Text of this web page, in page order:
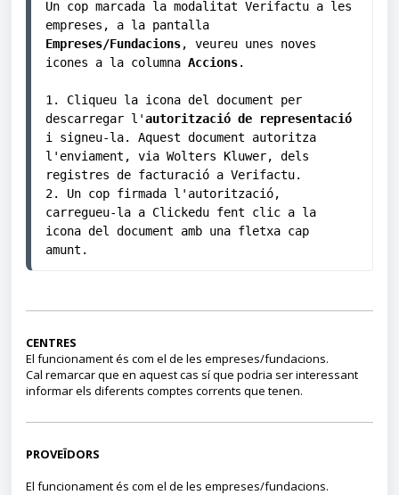
Un cop marcada la modalitat Verifactu a les
Empreses/Fundacions, veureu unes noves
icones a la columna Accions.
1. Cliqueu la icona del document per
descarregar l'autorització de representació
i signeu-la. Aquest document autoritza
l'enviament, via Wolters Kluwer, dels
registres de facturació a Verifactu.
2. Un cop firmada l'autorització,
carregueu-la a Clickedu fent clic a la
icona del document amb una fletxa cap
amunt.
CENTRES
El funcionament és com el de les empreses/fundacions.
Cal remarcar que en aquest cas sí que podria ser interessant
informar els diferents comptes corrents que tenen.
PROVEÏDORS
El funcionament és com el de les empreses/fundacions.